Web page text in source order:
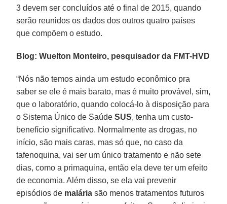
3 devem ser concluídos até o final de 2015, quando
serão reunidos os dados dos outros quatro países
que compõem o estudo.
Blog: Wuelton Monteiro, pesquisador da FMT-HVD
“Nós não temos ainda um estudo econômico pra
saber se ele é mais barato, mas é muito provável, sim,
que o laboratório, quando colocá-lo à disposição para
o Sistema Único de SaúdeSUS, tenha um custo-
benefício significativo. Normalmente as drogas, no
início, são mais caras, mas só que, no caso da
tafenoquina, vai ser um único tratamento e não sete
dias, como a primaquina, então ela deve ter um efeito
de economia. Além disso, se ela vai prevenir
episódios de malária são menos tratamentos futuros